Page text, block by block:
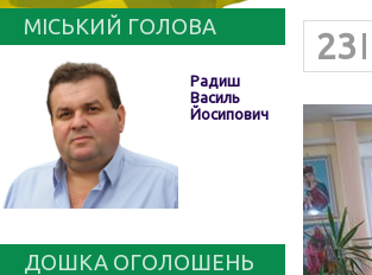
МІСЬКИЙ ГОЛОВА
Радиш
Василь
Йосипович
ДОШКА ОГОЛОШЕНЬ
23